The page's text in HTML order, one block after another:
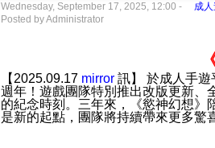
Wednesday, September 17, 2025, 12:00 -
成人
Posted by Administrator
【2025.09.17 mirror 訊】 於成人手遊
週年！遊戲團隊特別推出改版更新、
的紀念時刻。三年來，《慾神幻想》
是新的起點，團隊將持續帶來更多驚